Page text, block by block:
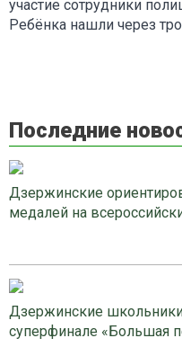
участие сотрудники
Ребёнка нашли через
Последние
Дзержинские
медалей на
Дзержинские
суперфинале «Большая